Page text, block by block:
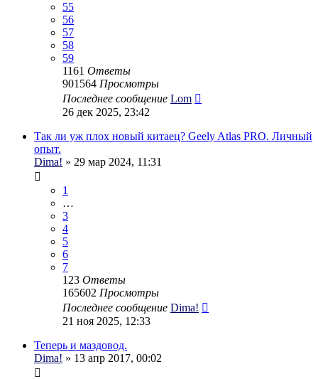
55
56
57
58
59
1161 Ответы
901564 Просмотры
Последнее сообщение Lom
26 дек 2025, 23:42
Так ли уж плох новый китаец? Geely Atlas PRO. Личный
опыт.
Dima! » 29 мар 2024, 11:31
1
…
3
4
5
6
7
123 Ответы
165602 Просмотры
Последнее сообщение Dima!
21 ноя 2025, 12:33
Теперь и маздовод.
Dima! » 13 апр 2017, 00:02